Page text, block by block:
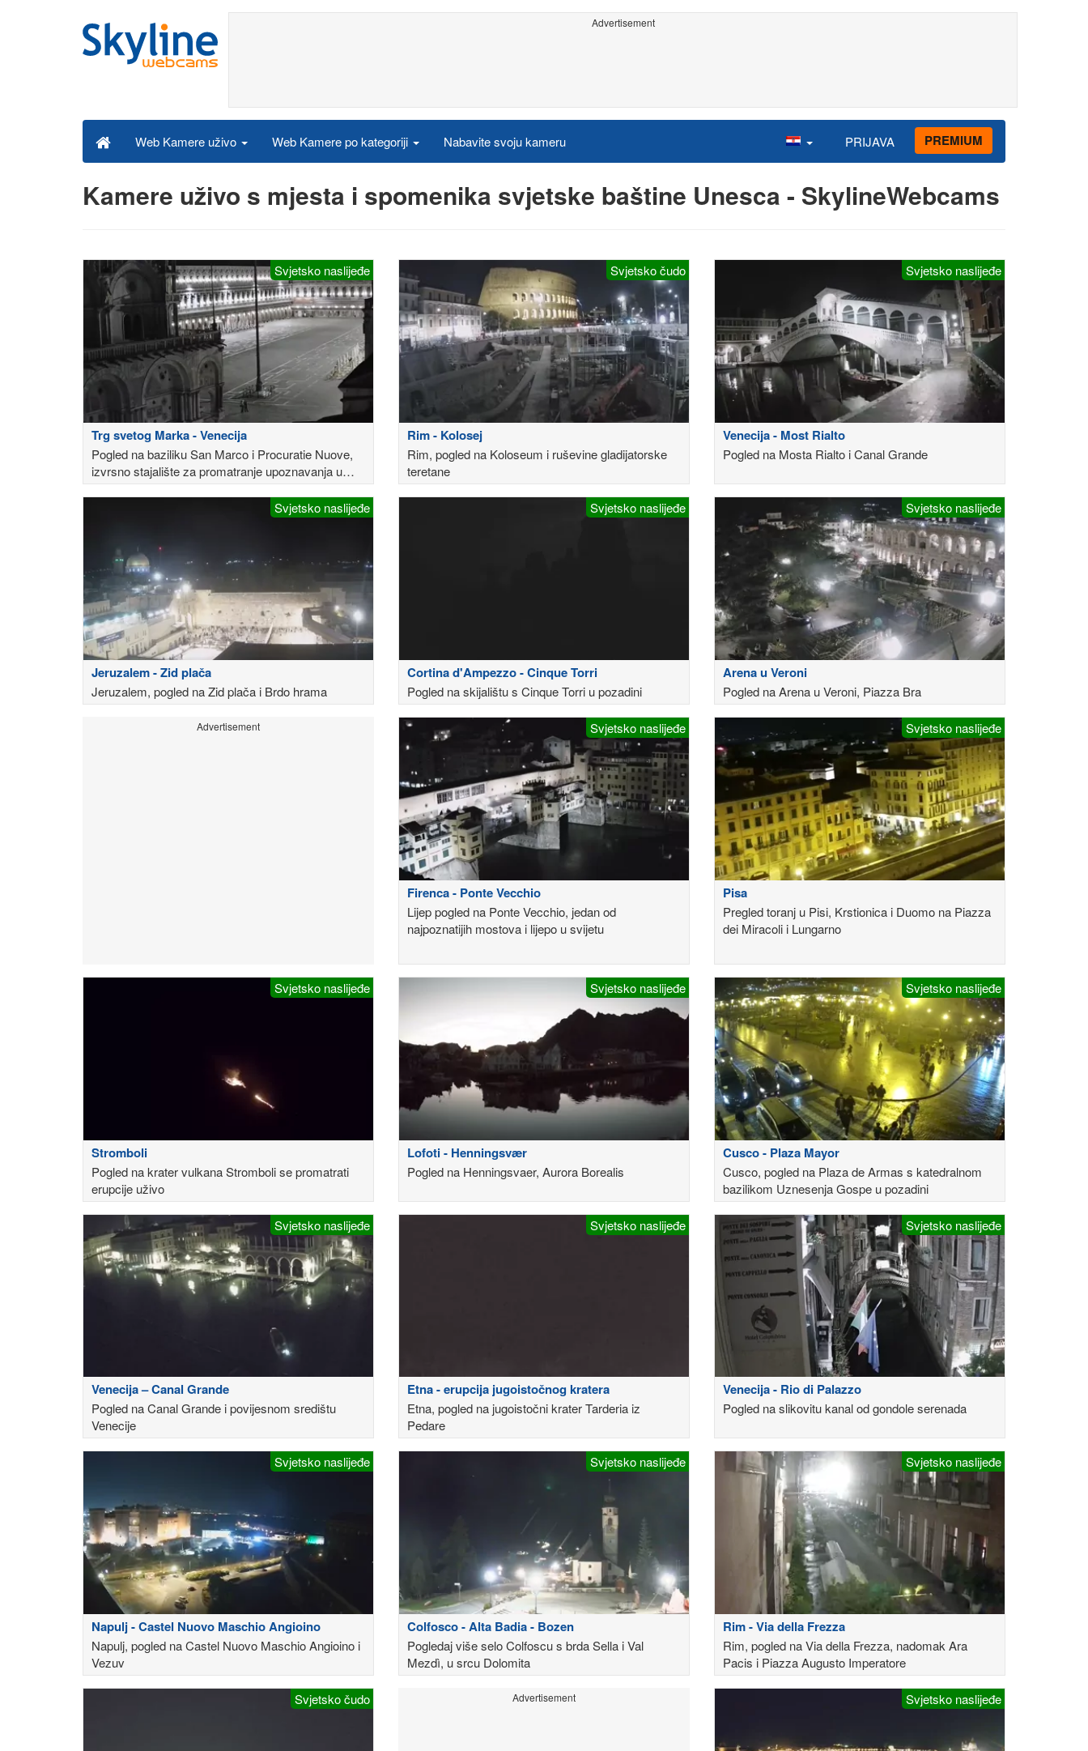
Advertisement
Web Kamere uživo Web Kamere po kategoriji Nabavite svoju kameru PRIJAVA PREMIUM
Kamere uživo s mjesta i spomenika svjetske baštine Unesca - SkylineWebcams
Svjetsko naslijeđe
Trg svetog Marka - Venecija
Pogled na baziliku San Marco i Procuratie Nuove,
izvrsno stajalište za promatranje upoznavanja u
stvarnom vremenu
Svjetsko čudo
Rim - Kolosej
Rim, pogled na Koloseum i ruševine gladijatorske
teretane
Svjetsko naslijeđe
Venecija - Most Rialto
Pogled na Mosta Rialto i Canal Grande
Svjetsko naslijeđe
Jeruzalem - Zid plača
Jeruzalem, pogled na Zid plača i Brdo hrama
Svjetsko naslijeđe
Cortina d'Ampezzo - Cinque Torri
Pogled na skijalištu s Cinque Torri u pozadini
Svjetsko naslijeđe
Arena u Veroni
Pogled na Arena u Veroni, Piazza Bra
Advertisement Svjetsko naslijeđe
Firenca - Ponte Vecchio
Lijep pogled na Ponte Vecchio, jedan od
najpoznatijih mostova i lijepo u svijetu
Svjetsko naslijeđe
Pisa
Pregled toranj u Pisi, Krstionica i Duomo na Piazza
dei Miracoli i Lungarno
Svjetsko naslijeđe
Stromboli
Pogled na krater vulkana Stromboli se promatrati
erupcije uživo
Svjetsko naslijeđe
Lofoti - Henningsvær
Pogled na Henningsvaer, Aurora Borealis
Svjetsko naslijeđe
Cusco - Plaza Mayor
Cusco, pogled na Plaza de Armas s katedralnom
bazilikom Uznesenja Gospe u pozadini
Svjetsko naslijeđe
Venecija – Canal Grande
Pogled na Canal Grande i povijesnom središtu
Venecije
Svjetsko naslijeđe
Etna - erupcija jugoistočnog kratera
Etna, pogled na jugoistočni krater Tarderia iz
Pedare
Svjetsko naslijeđe
Venecija - Rio di Palazzo
Pogled na slikovitu kanal od gondole serenada
Svjetsko naslijeđe
Napulj - Castel Nuovo Maschio Angioino
Napulj, pogled na Castel Nuovo Maschio Angioino i
Vezuv
Svjetsko naslijeđe
Colfosco - Alta Badia - Bozen
Pogledaj više selo Colfoscu s brda Sella i Val
Mezdì, u srcu Dolomita
Svjetsko naslijeđe
Rim - Via della Frezza
Rim, pogled na Via della Frezza, nadomak Ara
Pacis i Piazza Augusto Imperatore
Svjetsko čudo Advertisement Svjetsko naslijeđe